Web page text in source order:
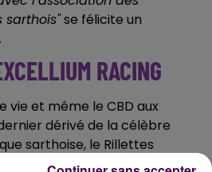
se félicite un
RACING
vie et même le CBD aux
dérivé de la célèbre
sarthoise, le Rillettes
années de développement ont